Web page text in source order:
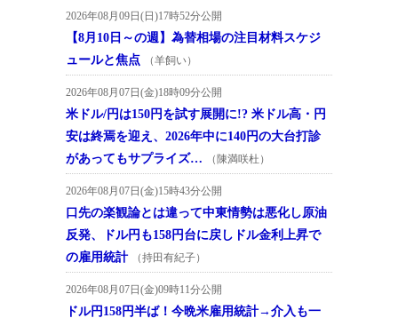
2026年08月09日(日)17時52分公開
【8月10日～の週】為替相場の注目材料スケジ
ュールと焦点
（羊飼い）
2026年08月07日(金)18時09分公開
米ドル/円は150円を試す展開に!? 米ドル高・円
安は終焉を迎え、2026年中に140円の大台打診
があってもサプライズ…
（陳満咲杜）
2026年08月07日(金)15時43分公開
口先の楽観論とは違って中東情勢は悪化し原油
反発、ドル円も158円台に戻しドル金利上昇で
の雇用統計
（持田有紀子）
2026年08月07日(金)09時11分公開
ドル円158円半ば！今晩米雇用統計→介入も一